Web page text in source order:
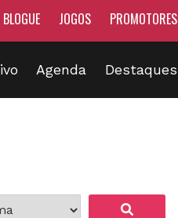
BLOGUE JOGOS PROMOTORES
Agenda Destaques